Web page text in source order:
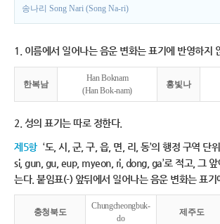
송나리 Song Nari (Song Na-ri)
1. 이름에서 일어나는 음운 변화는 표기에 반영하지
한복남
Han Boknam
(Han Bok-nam)
홍빛나
2. 성의 표기는 따로 정한다.
제5항 ‘도, 시, 군, 구, 읍, 면, 리, 동’의 행정 구역 단위
si, gun, gu, eup, myeon, ri, dong, ga’로 적고, 그 앞
는다. 붙임표(-) 앞뒤에서 일어나는 음운 변화는 표기
충청북도
Chungcheongbuk-
do
제주도